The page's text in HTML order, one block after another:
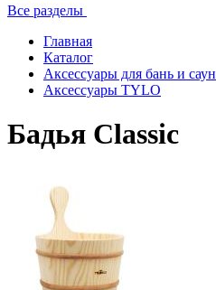
Все разделы
Главная
Каталог
Аксессуары для бань и саун
Аксессуары TYLO
Бадья Classic